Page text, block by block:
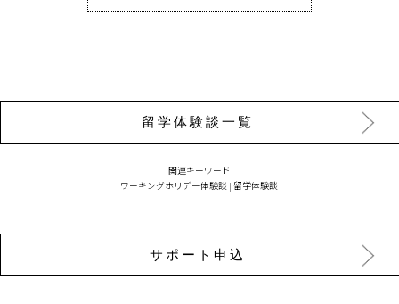
留学体験談一覧
関連キーワード
ワーキングホリデー体験談 |留学体験談
サポート申込